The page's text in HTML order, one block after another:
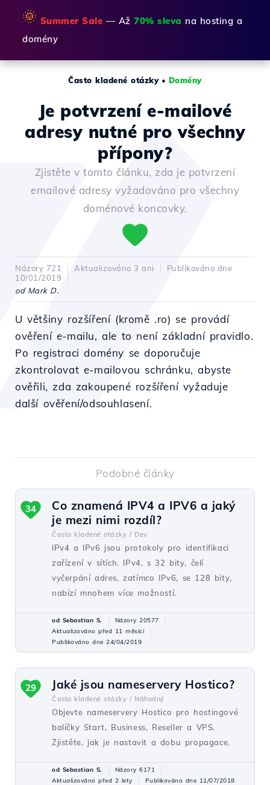
🌞 Summer Sale — Až 70% sleva na hosting a
domény
Často kladené otázky• Domény
Je potvrzení e-mailové
adresy nutné pro všechny
přípony?
Zjistěte v tomto článku, zda je potvrzení
emailové adresy vyžadováno pro všechny
doménové koncovky.
Názory 721 Aktualizováno 3 ani
Publikováno dne
10/01/2019
od Mark D.
U většiny rozšíření (kromě .ro) se provádí
ověření e-mailu, ale to není základní pravidlo.
Po registraci domény se doporučuje
zkontrolovat e-mailovou schránku, abyste
ověřili, zda zakoupené rozšíření vyžaduje
další ověření/odsouhlasení.
Podobné články
Co znamená IPV4 a IPV6 a jaký
je mezi nimi rozdíl?
Často kladené otázky / Dev
IPv4 a IPv6 jsou protokoly pro identifikaci
zařízení v sítích. IPv4, s 32 bity, čelí
vyčerpání adres, zatímco IPv6, se 128 bity,
nabízí mnohem více možností.
34
od Sebastian S.
Názory 20577
Aktualizováno před 11 měsíci
Publikováno dne 24/04/2019
Jaké jsou nameservery Hostico?
Často kladené otázky / Náhodný
Objevte nameservery Hostico pro hostingové
balíčky Start, Business, Reseller a VPS.
Zjistěte, jak je nastavit a dobu propagace.
29
od Sebastian S.
Názory 6171
Aktualizováno před 2 lety
Publikováno dne 11/07/2018